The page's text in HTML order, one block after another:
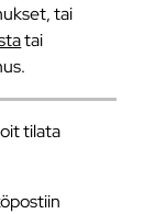
tai
tai
tilata